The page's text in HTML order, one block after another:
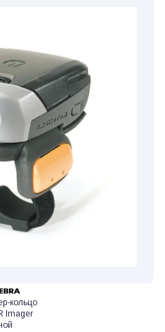
кольцо
Imager